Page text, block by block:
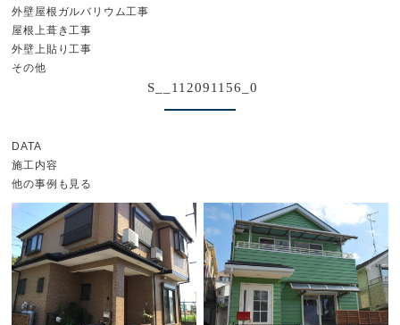
外壁屋根ガルバリウム工事
屋根上葺き工事
外壁上貼り工事
その他
S__112091156_0
DATA
施工内容
他の事例も見る